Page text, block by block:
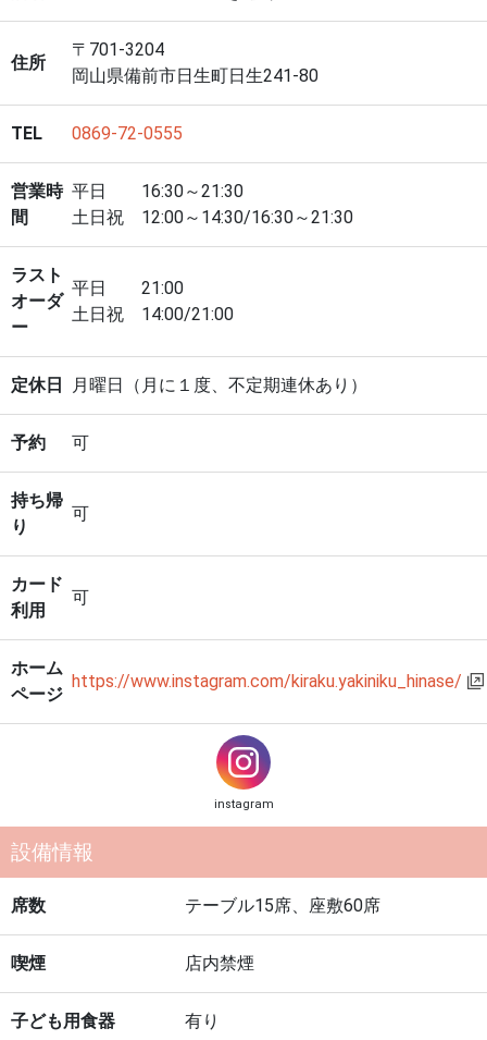
住所
〒701-3204
岡山県備前市日生町日生241-80
TEL 0869-72-0555
営業時
間
平日 16:30～21:30
土日祝 12:00～14:30/16:30～21:30
ラスト
オーダ
ー
平日 21:00
土日祝 14:00/21:00
定休日 月曜日（月に１度、不定期連休あり）
予約 可
持ち帰
り
可
カード
利用
可
ホーム
ページ
https://www.instagram.com/kiraku.yakiniku_hinase/
instagram
設備情報
席数 テーブル15席、座敷60席
喫煙 店内禁煙
子ども用食器 有り